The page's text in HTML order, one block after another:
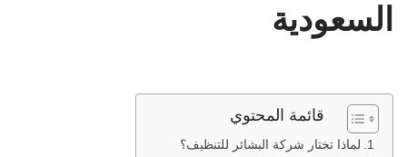
السعودية
قائمة المحتوي
لماذا تختار شركة البشائر للتنظيف؟